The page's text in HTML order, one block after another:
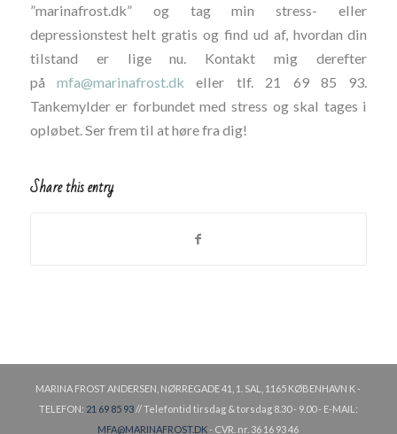
”marinafrost.dk” og tag min stress- eller
depressionstest helt gratis og find ud af, hvordan din
tilstand er lige nu. Kontakt mig derefter
på mfa@marinafrost.dk eller tlf. 21 69 85 93.
Tankemylder er forbundet med stress og skal tages i
opløbet. Ser frem til at høre fra dig!
Share this entry
MARINA FROST ANDERSEN, NØRREGADE 41, 1. SAL, 1165 KØBENHAVN K -
TELEFON: 21 69 85 93// Telefontid tirsdag & torsdag 8.30 - 9.00 - E-MAIL:
MFA@MARINAFROST.DK- CVR. nr. 36 16 93 46